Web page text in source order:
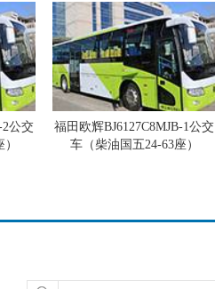
2公交
福田欧辉BJ6127C8MJB-1公交
车（柴油国五24-63座）